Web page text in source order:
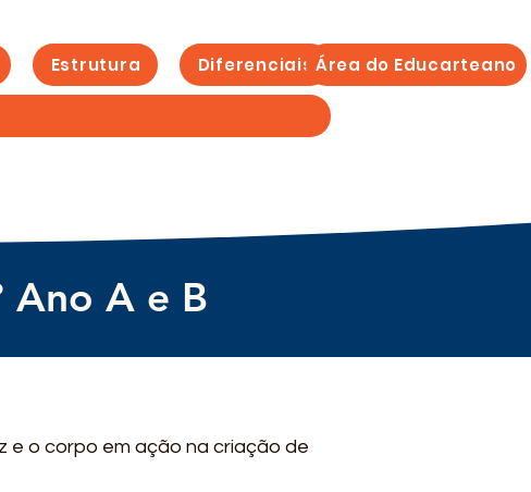
Estrutura Diferenciais Área do Educarteano
Ano A e B
e o corpo em ação na criação de